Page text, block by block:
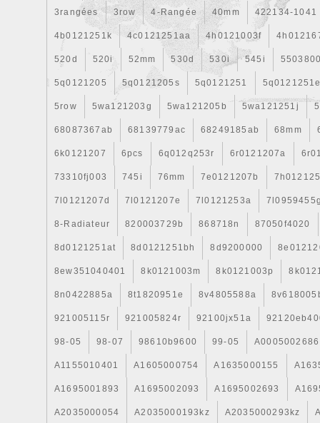
3rangées 3row 4-Rangée 40mm 422134-1041
4b0121251k 4c0121251aa 4h0121003f
520d 520i 52mm 530d 530i 545i
5q0121205 5q0121205s 5q0121251
5row 5wa121203g 5wa121205b 5wa121251j
68087367ab 68139779ac 68249185ab 68mm
6k0121207 6pcs 6q012q253r 6r0121207a
73310fj003 745i 76mm 7e0121207b
7l0121207d 7l0121207e 7l0121253a
8-Radiateur 820003729b 868718n 87050f4020
8d0121251at 8d0121251bh 8d9200000
8ew351040401 8k0121003m 8k0121003p
8n0422885a 8t1820951e 8v4805588a
921005115r 921005824r 92100jx51a
98-05 98-07 98610b9600 99-05 A0005002686
A1155010401 A1605000754 A1635000155
A1695001893 A1695002093 A1695002693
A2035000054 A2035000193kz A2035000293kz